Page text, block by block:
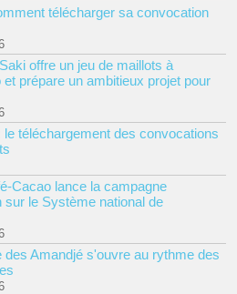
télécharger sa convocation
offre un jeu de maillots à
prépare un ambitieux projet pour
téléchargement des convocations
Cacao lance la campagne
sur le Système national de
des Amandjé s'ouvre au rythme des